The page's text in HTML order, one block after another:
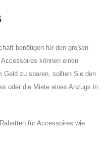
benötigen für den großen
können einen
Geld zu sparen, sollten Sie den
oder die Miete eines Anzugs in
für Accessoires wie